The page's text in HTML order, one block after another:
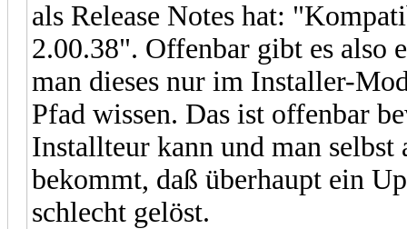
als Release Notes hat:
2.00.38". Offenbar gibt es also
man dieses nur im Installer-
Pfad wissen. Das ist offenbar
Installteur kann und man
bekommt, daß überhaupt ein
schlecht gelöst.